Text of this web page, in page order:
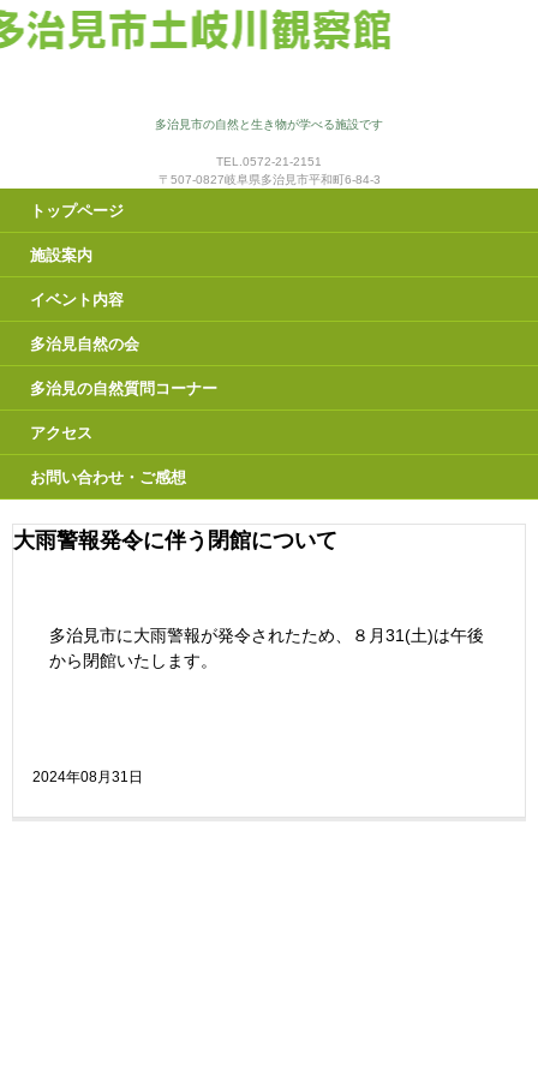
多治見市の自然と生き物が学べる施設です
TEL.0572-21-2151
〒507-0827岐阜県多治見市平和町6-84-3
トップページ
施設案内
イベント内容
多治見自然の会
多治見の自然質問コーナー
アクセス
お問い合わせ・ご感想
大雨警報発令に伴う閉館について
多治見市に大雨警報が発令されたため、８月31(土)は午後
から閉館いたします。
2024年08月31日